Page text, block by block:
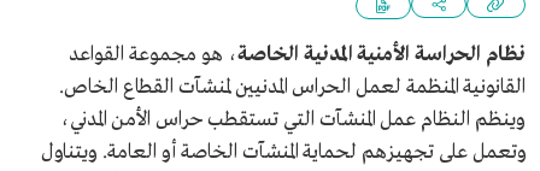
نظام الحراسة الأمنية المدنية الخاصة، هو مجموعة القواعد
القانونية المنظمة لعمل الحراس المدنيين لمنشآت القطاع الخاص.
وينظم النظام عمل المنشآت التي تستقطب حراس الأمن المدني،
وتعمل على تجهيزهم لحماية المنشآت الخاصة أو العامة. ويتناول